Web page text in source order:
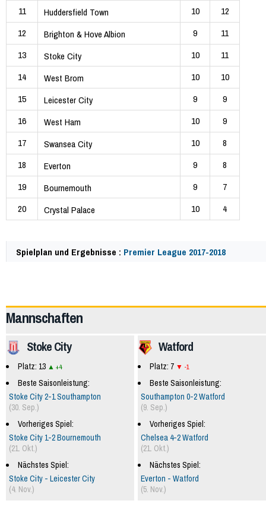
11
Huddersfield Town 10
12
12
Brighton & Hove Albion 9
11
13
Stoke City 10
11
14
West Brom 10
10
15
Leicester City 9
9
16
West Ham 10
9
17
Swansea City 10
8
18
Everton 9
8
19
Bournemouth 9
7
20
Crystal Palace 10 4
Spielplan und Ergebnisse : Premier League 2017-2018
Mannschaften
Watford
Platz: 7 -1
Beste Saisonleistung:
Southampton 0-2 Watford
(9. Sep.)
Vorheriges Spiel:
Chelsea 4-2 Watford
(21. Okt.)
Nächstes Spiel:
Everton - Watford
(5. Nov.)
Stoke City
Platz: 13 +4
Beste Saisonleistung:
Stoke City 2-1 Southampton
(30. Sep.)
Vorheriges Spiel:
Stoke City 1-2 Bournemouth
(21. Okt.)
Nächstes Spiel:
Stoke City - Leicester City
(4. Nov.)